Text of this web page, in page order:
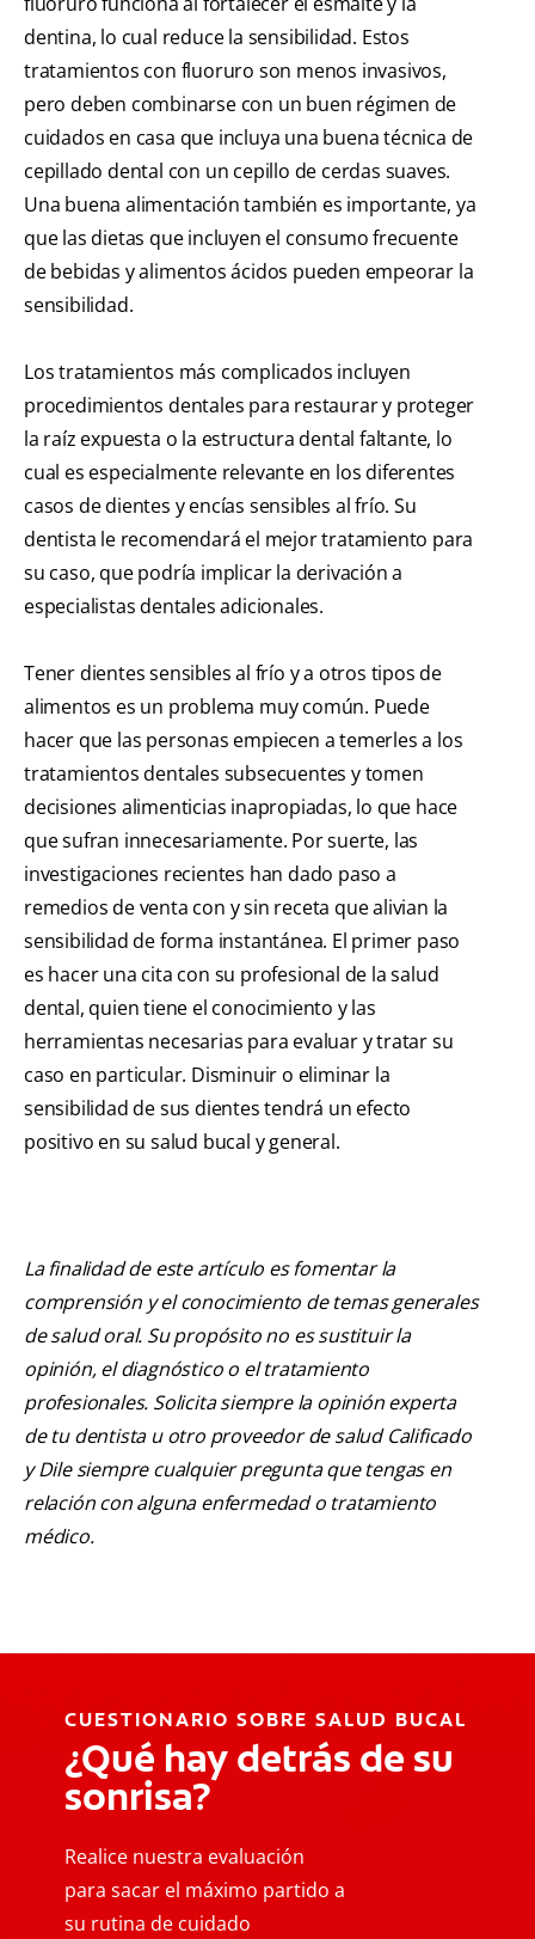
dentina, lo cual reduce la sensibilidad. Estos
tratamientos con fluoruro son menos invasivos,
pero deben combinarse con un buen régimen de
cuidados en casa que incluya una buena técnica de
cepillado dental con un cepillo de cerdas suaves.
Una buena alimentación también es importante, ya
que las dietas que incluyen el consumo frecuente
de bebidas y alimentos ácidos pueden empeorar la
sensibilidad.
Los tratamientos más complicados incluyen
procedimientos dentales para restaurar y proteger
la raíz expuesta o la estructura dental faltante, lo
cual es especialmente relevante en los diferentes
casos de dientes y encías sensibles al frío. Su
dentista le recomendará el mejor tratamiento para
su caso, que podría implicar la derivación a
especialistas dentales adicionales.
Tener dientes sensibles al frío y a otros tipos de
alimentos es un problema muy común. Puede
hacer que las personas empiecen a temerles a los
tratamientos dentales subsecuentes y tomen
decisiones alimenticias inapropiadas, lo que hace
que sufran innecesariamente. Por suerte, las
investigaciones recientes han dado paso a
remedios de venta con y sin receta que alivian la
sensibilidad de forma instantánea. El primer paso
es hacer una cita con su profesional de la salud
dental, quien tiene el conocimiento y las
herramientas necesarias para evaluar y tratar su
caso en particular. Disminuir o eliminar la
sensibilidad de sus dientes tendrá un efecto
positivo en su salud bucal y general.
La finalidad de este artículo es fomentar la
comprensión y el conocimiento de temas generales
de salud oral. Su propósito no es sustituir la
opinión, el diagnóstico o el tratamiento
profesionales. Solicita siempre la opinión experta
de tu dentista u otro proveedor de salud Calificado
y Dile siempre cualquier pregunta que tengas en
relación con alguna enfermedad o tratamiento
médico.
CUESTIONARIO SOBRE SALUD BUCAL
¿Qué hay detrás de su
sonrisa?
Realice nuestra evaluación
para sacar el máximo partido a
su rutina de cuidado